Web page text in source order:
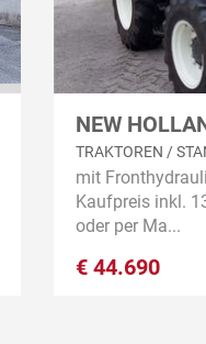
NEW
TRAKTOREN /
mit
Kaufpreis inkl.
oder per Ma...
€ 44.690